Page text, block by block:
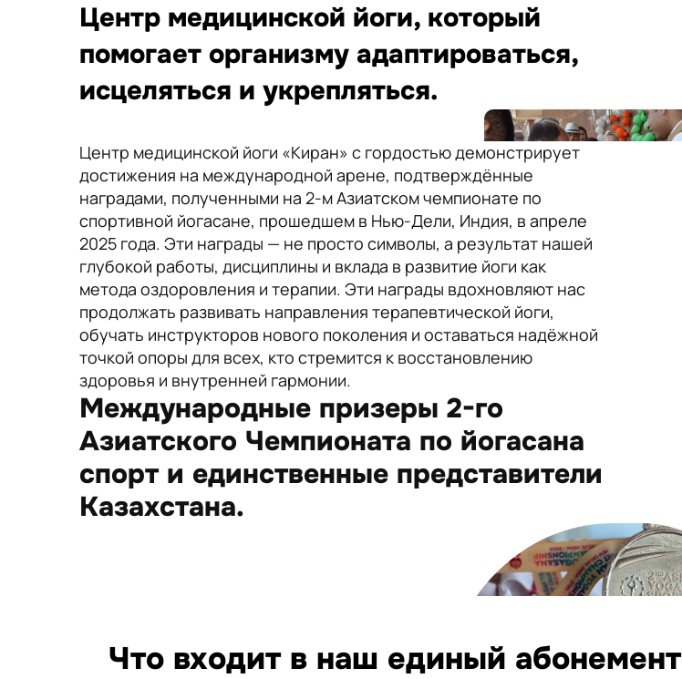
Центр медицинской йоги, который
помогает организму адаптироваться,
исцеляться и укрепляться.
15
Центр медицинской йоги «Киран» с гордостью демонстрирует
достижения на международной арене, подтверждённые
наградами, полученными на 2-м Азиатском чемпионате по
спортивной йогасане, прошедшем в Нью-Дели, Индия, в апреле
2025 года. Эти награды — не просто символы, а результат нашей
глубокой работы, дисциплины и вклада в развитие йоги как
метода оздоровления и терапии. Эти награды вдохновляют нас
продолжать развивать направления терапевтической йоги,
обучать инструкторов нового поколения и оставаться надёжной
точкой опоры для всех, кто стремится к восстановлению
здоровья и внутренней гармонии.
Международные призеры 2-го
Азиатского Чемпионата по йогасана
спорт и единственные представители
Казахстана.
Что входит в наш единый абонемент